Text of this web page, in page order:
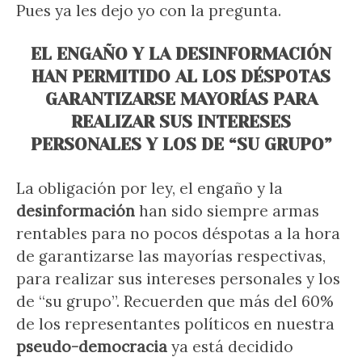
Pues ya les dejo yo con la pregunta.
EL ENGAÑO Y LA DESINFORMACIÓN
HAN PERMITIDO AL LOS DÉSPOTAS
GARANTIZARSE MAYORÍAS PARA
REALIZAR SUS INTERESES
PERSONALES Y LOS DE “SU GRUPO”
La obligación por ley, el engaño y la
desinformación han sido siempre armas
rentables para no pocos déspotas a la hora
de garantizarse las mayorías respectivas,
para realizar sus intereses personales y los
de “su grupo”. Recuerden que más del 60%
de los representantes políticos en nuestra
pseudo-democracia ya está decidido